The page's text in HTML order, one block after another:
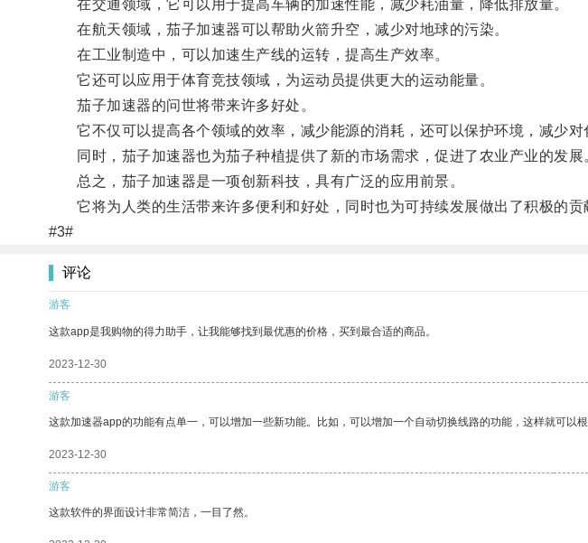
在交通领域，它可以用于提高车辆的加速性能，减少耗油量，降低排放量。
在航天领域，茄子加速器可以帮助火箭升空，减少对地球的污染。
在工业制造中，可以加速生产线的运转，提高生产效率。
它还可以应用于体育竞技领域，为运动员提供更大的运动能量。
茄子加速器的问世将带来许多好处。
它不仅可以提高各个领域的效率，减少能源的消耗，还可以保护环境，减少对
同时，茄子加速器也为茄子种植提供了新的市场需求，促进了农业产业的发展
总之，茄子加速器是一项创新科技，具有广泛的应用前景。
它将为人类的生活带来许多便利和好处，同时也为可持续发展做出了积极的贡
#3#
评论
游客
这款app是我购物的得力助手，让我能够找到最优惠的价格，买到最合适的商品。
2023-12-30
游客
这款加速器app的功能有点单一，可以增加一些新功能。比如，可以增加一个自动切换线路的功能，这样就可以
2023-12-30
游客
这款软件的界面设计非常简洁，一目了然。